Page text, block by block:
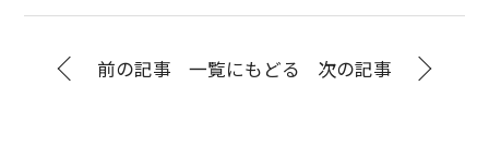
前の記事 一覧にもどる 次の記事